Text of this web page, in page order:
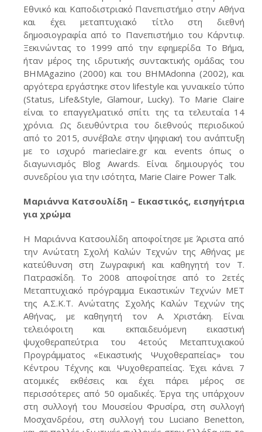
Εθνικό και Καποδιστριακό Πανεπιστήμιο στην Αθήνα
και έχει μεταπτυχιακό τίτλο στη διεθνή
δημοσιογραφία από το Πανεπιστήμιο του Κάρντιφ.
Ξεκινώντας το 1999 από την εφημερίδα Το Βήμα,
ήταν μέρος της ιδρυτικής συντακτικής ομάδας του
BΗΜΑgazino (2000) και του BHMAdonna (2002), και
αργότερα εργάστηκε στον lifestyle και γυναικείο τύπο
(Status, Life&Style, Glamour, Lucky). Το Marie Claire
είναι το επαγγελματικό σπίτι της τα τελευταία 14
χρόνια. Ως διευθύντρια του διεθνούς περιοδικού
από το 2015, συνέβαλε στην ψηφιακή του ανάπτυξη
με το ισχυρό marieclaire.gr και events όπως ο
διαγωνισμός Blog Awards. Είναι δημιουργός του
συνεδρίου για την ισότητα, Marie Claire Power Talk.
Μαριάννα Κατσουλίδη – Εικαστικός, εισηγήτρια
για χρώμα
Η Μαριάννα Κατσουλίδη αποφοίτησε με Άριστα από
την Ανώτατη Σχολή Καλών Τεχνών της Αθήνας με
κατεύθυνση στη Ζωγραφική και καθηγητή τον Τ.
Πατρασκίδη. Το 2008 αποφοίτησε από το 2ετές
Μεταπτυχιακό πρόγραμμα Εικαστικών Τεχνών ΜΕΤ
της Α.Σ.Κ.Τ. Ανώτατης Σχολής Καλών Τεχνών της
Αθήνας, με καθηγητή τον Α. Χριστάκη. Είναι
τελειόφοιτη και εκπαιδευόμενη εικαστική
ψυχοθεραπεύτρια του 4ετούς Μεταπτυχιακού
Προγράμματος «Εικαστικής Ψυχοθεραπείας» του
Κέντρου Τέχνης και Ψυχοθεραπείας. Έχει κάνει 7
ατομικές εκθέσεις και έχει πάρει μέρος σε
περισσότερες από 50 ομαδικές. Έργα της υπάρχουν
στη συλλογή του Μουσείου Φρυσίρα, στη συλλογή
Μοσχανδρέου, στη συλλογή του Luciano Benetton,